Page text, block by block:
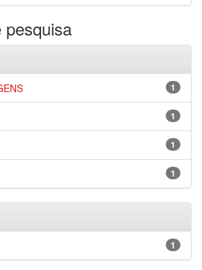
pesquisa
1
1
1
1
1